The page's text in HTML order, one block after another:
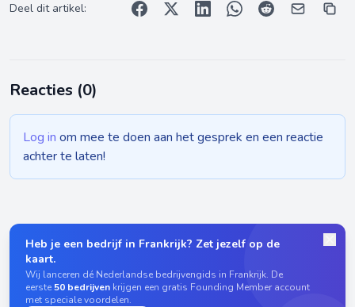
Deel dit artikel:
Reacties (0)
Log in om mee te doen aan het gesprek en een reactie
achter te laten!
Heb je een bedrijf in Frankrijk? Zet jezelf op de
kaart.
Wij lanceren dé Nederlandse bedrijvengids in Frankrijk. De
eerste50 bedrijven krijgen een gratis Founding Member account
met speciale voordelen.